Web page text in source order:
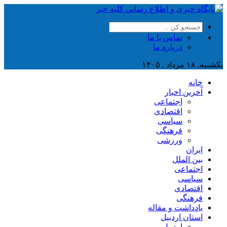
تماس با ما
درباره ما
یکشنبه, ۱۸ مرداد , ۱۴۰۵
خانه
آخرین اخبار
اجتماعی
اقتصادی
سیاسی
فرهنگی
ورزشی
ایران
بین الملل
اجتماعی
سیاسی
اقتصادی
فرهنگی
یادداشت و مقاله
استان اردبیل